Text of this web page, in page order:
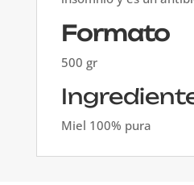
Formato
500 gr
Miel 100% pura